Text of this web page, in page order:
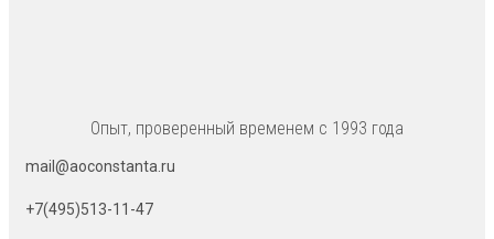
Опыт, проверенный временем с 1993 года
mail@aoconstanta.ru
+7(495)513-11-47